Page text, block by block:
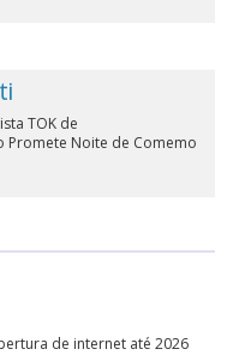
TOK de
Promete Noite de Comemo
de internet até 2026